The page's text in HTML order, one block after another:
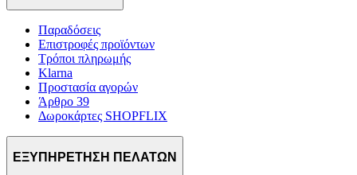
Παραδόσεις
Επιστροφές προϊόντων
Τρόποι πληρωμής
Klarna
Προστασία αγορών
Άρθρο 39
Δωροκάρτες SHOPFLIX
ΕΞΥΠΗΡΕΤΗΣΗ ΠΕΛΑΤΩΝ